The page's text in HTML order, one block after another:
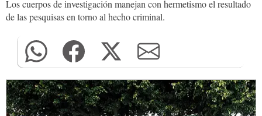
Los cuerpos de investigación manejan con hermetismo el resultado
de las pesquisas en torno al hecho criminal.